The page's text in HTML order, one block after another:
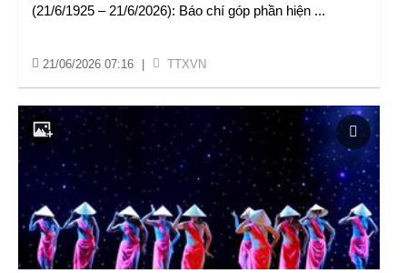
(21/6/1925 – 21/6/2026): Báo chí góp phần hiện ...
21/06/2026 07:16 TTXVN